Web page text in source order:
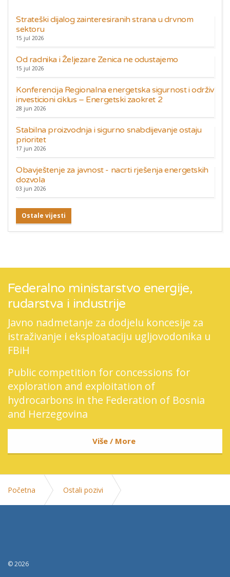
Strateški dijalog zainteresiranih strana u drvnom
sektoru
15 jul 2026
Od radnika i Željezare Zenica ne odustajemo
15 jul 2026
Konferencija Regionalna energetska sigurnost i održiv
investicioni ciklus – Energetski zaokret 2
28 jun 2026
Stabilna proizvodnja i sigurno snabdijevanje ostaju
prioritet
17 jun 2026
Obavještenje za javnost - nacrti rješenja energetskih
dozvola
03 jun 2026
Ostale vijesti
Federalno ministarstvo energije,
rudarstva i industrije
Javno nadmetanje za dodjelu koncesije za
istraživanje i eksploataciju ugljovodonika u
FBiH
Public competition for concessions for
exploration and exploitation of
hydrocarbons in the Federation of Bosnia
and Herzegovina
Više / More
Početna Ostali pozivi
© 2026